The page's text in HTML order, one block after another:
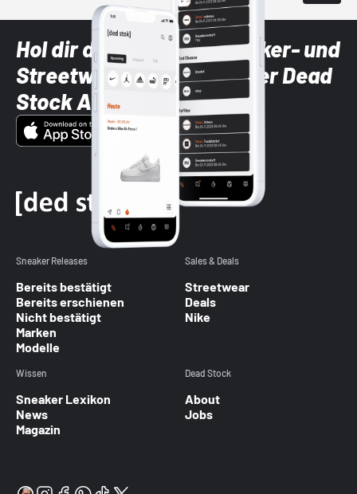
Hol dir die neuesten Sneaker- und
Streetwear-Brands mit der Dead
Stock App
Sneaker Releases
Bereits bestätigt
Bereits erschienen
Nicht bestätigt
Marken
Modelle
Sales & Deals
Streetwear
Deals
Nike
Wissen
Sneaker Lexikon
News
Magazin
Dead Stock
About
Jobs